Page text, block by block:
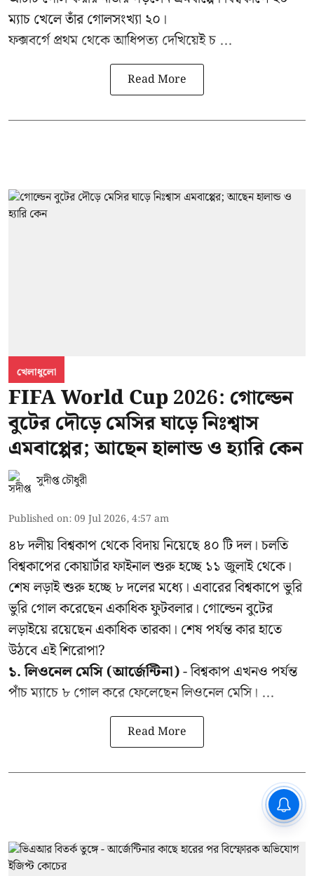
ম্যাচ খেলে তাঁর গোলসংখ্যা ২০।
ফক্সবর্গে প্রথম থেকে আধিপত্য দেখিয়েই চ ...
Read More
খেলাধুলো
FIFA World Cup 2026: গোল্ডেন
বুটের দৌড়ে মেসির ঘাড়ে নিঃশ্বাস
এমবাপ্পের; আছেন হালান্ড ও হ্যারি কেন
সুদীপ্ত চৌধুরী
Published on:09 Jul 2026, 4:57 am
৪৮ দলীয় বিশ্বকাপ থেকে বিদায় নিয়েছে ৪০ টি দল। চলতি
বিশ্বকাপের কোয়ার্টার ফাইনাল শুরু হচ্ছে ১১ জুলাই থেকে।
শেষ লড়াই শুরু হচ্ছে ৮ দলের মধ্যে। এবারের বিশ্বকাপে ভুরি
ভুরি গোল করেছেন একাধিক ফুটবলার। গোল্ডেন বুটের
লড়াইয়ে রয়েছেন একাধিক তারকা। শেষ পর্যন্ত কার হাতে
উঠবে এই শিরোপা?
১. লিওনেল মেসি (আর্জেন্টিনা)- বিশ্বকাপ এখনও পর্যন্ত
পাঁচ ম্যাচে ৮ গোল করে ফেলেছেন লিওনেল মেসি। ...
Read More